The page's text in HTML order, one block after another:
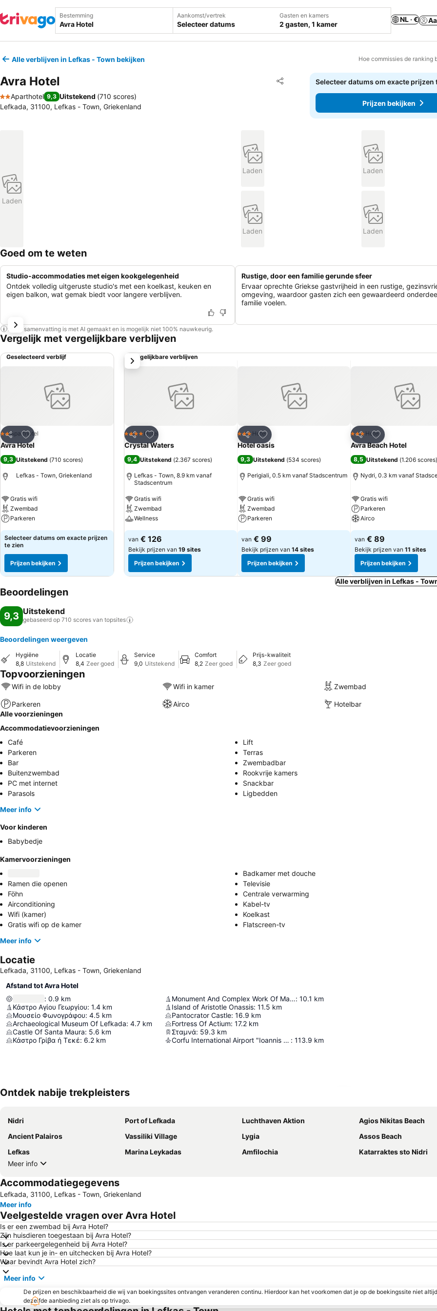
Bestemming Aankomst/vertrek
Selecteer datums
Gasten en kamers
2 gasten, 1 kamer
NL · €
Alle verblijven in Lefkas - Town bekijken Hoe commissies de ranking
Avra Hotel Delen
Toevoegen aan favorieten
2 Sterren
Aparthotel 9,3 Uitstekend (710 scores)
Lefkada, 31100, Lefkas - Town, Griekenland
Selecteer datums om exacte prijzen
Prijzen bekijken
Laden
Laden Laden
Laden Laden
Goed om te weten
Studio-accommodaties met eigen kookgelegenheid
Ontdek volledig uitgeruste studio's met een koelkast, keuken en
eigen balkon, wat gemak biedt voor langere verblijven.
Rustige, door een familie gerunde sfeer
Ervaar oprechte Griekse gastvrijheid in een rustige,
omgeving, waardoor gasten zich een gewaardeerd
familie voelen.
Deze samenvatting is met AI gemaakt en is mogelijk niet 100% nauwkeurig.
Vergelijk met vergelijkbare verblijven
Geselecteerd verblijf
Delen
Toevoegen aan favorieten
2 Sterren
Aparthotel
Avra Hotel
9,3 Uitstekend (710 scores)
Lefkas - Town, Griekenland
Gratis wifi
Zwembad
Parkeren
Selecteer datums om exacte prijzen
te zien
Prijzen bekijken
Vergelijkbare verblijven
Delen
Toevoegen aan favorieten
4 SterrenHotel
Crystal Waters
9,4 Uitstekend (2.367 scores)
Lefkas - Town, 8.9 km vanaf
Stadscentrum
Gratis wifi
Zwembad
Wellness
van € 126
Bekijk prijzen van 19 sites
Prijzen bekijken
Delen
Toevoegen aan favorieten
3 Sterren
Hotel
Hotel oasis
9,3 Uitstekend (534 scores)
Perigiali, 0.5 km vanaf Stadscentrum
Gratis wifi
Zwembad
Parkeren
van € 99
Bekijk prijzen van 14 sites
Prijzen bekijken
Delen
Toevoegen aan
3 Sterren
Hotel
Avra Beach Hotel
8,5 Uitstekend (1.206 scores)
Nydri, 0.3 km vanaf
Gratis wifi
Parkeren
Airco
van € 89
Bekijk prijzen van 11 sites
Prijzen bekijken
volgende
Alle verblijven in Lefkas -
Beoordelingen
9,3 Uitstekend
gebaseerd op 710 scores van topsites
Beoordelingen weergeven
Hygiëne
8,8 Uitstekend
Locatie
8,4 Zeer goed
Service
9,0 Uitstekend
Comfort
8,2 Zeer goed
Prijs-kwaliteit
8,3 Zeer goed
Topvoorzieningen
Wifi in de lobby Wifi in kamer Zwembad
Parkeren Airco
Hotelbar
Alle voorzieningen
Accommodatievoorzieningen
Café
Lift
Parkeren
Terras
Bar
Zwembadbar
Buitenzwembad
Rookvrije kamers
PC met internet
Snackbar
Parasols
Ligbedden
Meer info
Voor kinderen
Babybedje
Kamervoorzieningen
Badkamer met douche
Ramen die openen
Televisie
Föhn
Centrale verwarming
Airconditioning
Kabel-tv
Wifi (kamer)
Koelkast
Gratis wifi op de kamer
Flatscreen-tv
Meer info
Locatie
Lefkada, 31100, Lefkas - Town, Griekenland
Afstand tot Avra Hotel
: 0.9 km
Κάστρο Αγίου Γεωργίου: 1.4 km
Μουσείο Φωνογράφου: 4.5 km
Archaeological Museum Of Lefkada: 4.7 km
Castle Of Santa Maura: 5.6 km
Κάστρο Γρίβα ή Τεκέ: 6.2 km
Monument And Complex Work Of Man And Nature: 10.1 km
Island of Aristotle Onassis: 11.5 km
Pantocrator Castle: 16.9 km
Fortress Of Actium: 17.2 km
Σταμνά: 59.3 km
Corfu International Airport "Ioannis Kapodistrias" : 113.9 km
Ontdek nabije trekpleisters
Nidri Port of Lefkada Luchthaven Aktion
Agios Nikitas Beach
Ancient Palairos
Vassiliki Village Lygia
Assos Beach
Lefkas
Marina Leykadas Amfilochia
Katarraktes sto Nidri
Meer info
Accommodatiegegevens
Lefkada, 31100, Lefkas - Town, Griekenland
Meer info
Veelgestelde vragen over Avra Hotel
Is er een zwembad bij Avra Hotel?
Zijn huisdieren toegestaan bij Avra Hotel?
Is er parkeergelegenheid bij Avra Hotel?
Hoe laat kun je in- en uitchecken bij Avra Hotel?
Waar bevindt Avra Hotel zich?
Meer info
De prijzen en beschikbaarheid die wij van boekingssites ontvangen veranderen continu. Hierdoor kan het voorkomen dat je op de boekingssite niet
dezelfde aanbieding ziet als op trivago.